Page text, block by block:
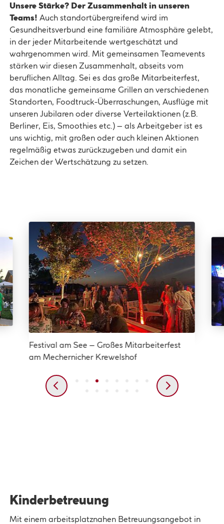
Unsere Stärke? Der Zusammenhalt in unseren
Teams! Auch standortübergreifend wird im
Gesundheitsverbund eine familiäre Atmosphäre gelebt,
in der jeder Mitarbeitende wertgeschätzt und
wahrgenommen wird. Mit gemeinsamen Teamevents
stärken wir diesen Zusammenhalt, abseits vom
beruflichen Alltag. Sei es das große Mitarbeiterfest,
das monatliche gemeinsame Grillen an verschiedenen
Standorten, Foodtruck-Überraschungen, Ausflüge mit
unseren Jubilaren oder diverse Verteilaktionen (z.B.
Berliner, Eis, Smoothies etc.) – als Arbeitgeber ist es
uns wichtig, mit großen oder auch kleinen Aktionen
regelmäßig etwas zurückzugeben und damit ein
Zeichen der Wertschätzung zu setzen.
Festival am See – Großes Mitarbeiterfest
am Mechernicher Krewelshof
Kinderbetreuung
Mit einem arbeitsplatznahen Betreuungsangebot in